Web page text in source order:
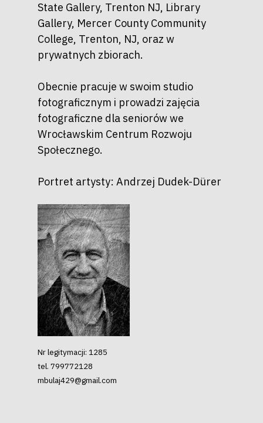
State Gallery, Trenton NJ, Library
Gallery, Mercer County Community
College, Trenton, NJ, oraz w
prywatnych zbiorach.
Obecnie pracuje w swoim studio
fotograficznym i prowadzi zajęcia
fotograficzne dla seniorów we
Wrocławskim Centrum Rozwoju
Społecznego.
Portret artysty: Andrzej Dudek-Dürer
Nr legitymacji: 1285
tel. 799772128
mbulaj429@gmail.com